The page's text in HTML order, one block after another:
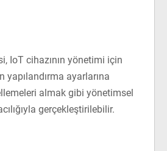
IoT cihazının yönetimi için
yapılandırma ayarlarına
almak gibi yönetimsel
gerçekleştirilebilir.